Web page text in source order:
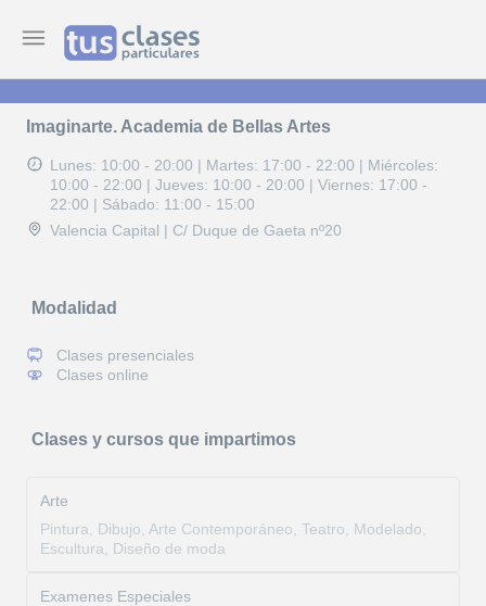
Imaginarte. Academia de Bellas Artes
Lunes: 10:00 - 20:00 | Martes: 17:00 - 22:00 | Miércoles:
10:00 - 22:00 | Jueves: 10:00 - 20:00 | Viernes: 17:00 -
22:00 | Sábado: 11:00 - 15:00
Valencia Capital | C/ Duque de Gaeta nº20
Modalidad
Clases presenciales
Clases online
Clases y cursos que impartimos
Arte
Pintura, Dibujo, Arte Contemporáneo, Teatro, Modelado,
Escultura, Diseño de moda
Examenes Especiales